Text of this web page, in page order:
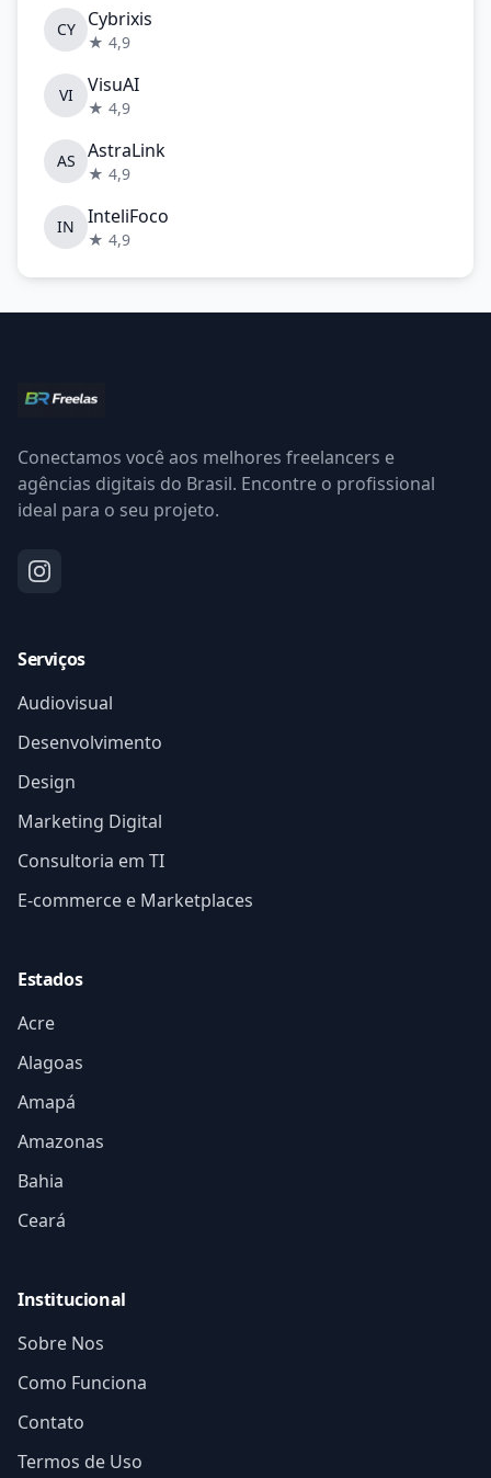
CY Cybrixis
★ 4,9
VI VisuAI
★ 4,9
AS AstraLink
★ 4,9
IN InteliFoco
★ 4,9
Conectamos você aos melhores freelancers e
agências digitais do Brasil. Encontre o profissional
ideal para o seu projeto.
Serviços
Audiovisual
Desenvolvimento
Design
Marketing Digital
Consultoria em TI
E-commerce e Marketplaces
Estados
Acre
Alagoas
Amapá
Amazonas
Bahia
Ceará
Institucional
Sobre Nos
Como Funciona
Contato
Termos de Uso